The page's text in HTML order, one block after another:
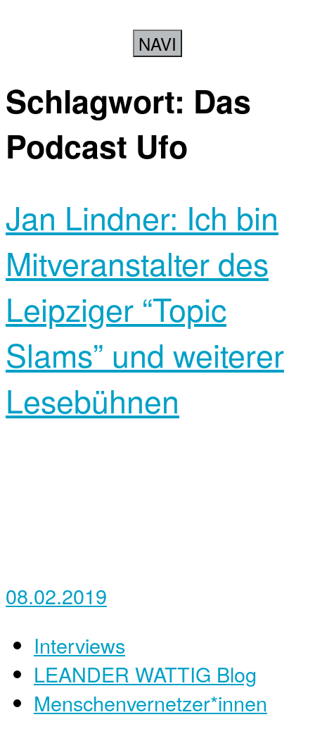
NAVI
Schlagwort: Das
Podcast Ufo
Jan Lindner: Ich bin
Mitveranstalter des
Leipziger “Topic
Slams” und weiterer
Lesebühnen
08.02.2019
Interviews
LEANDER WATTIG Blog
Menschenvernetzer*innen